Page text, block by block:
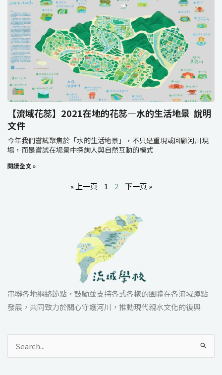
【流域花蕊】2021在地的花蕊—水的生活地景 說明
文件
今年我們嘗試聚焦於「水的生活地景」，不只是重現或回顧河川現
場，而是嘗試在場景中探詢人與自然互動的模式
閱讀全文 »
« 上一頁 1 2 下一頁 »
串聯各地網絡節點，鼓勵並支持各式各樣的團體在各流域蹲點
發展，共同致力於關心守護河川，推動現代親水文化的復興
尋